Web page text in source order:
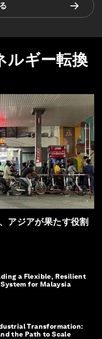
ルギー転換
アジアが果たす役割
a Flexible, Resilient
for Malaysia
Transformation:
the Path to Scale